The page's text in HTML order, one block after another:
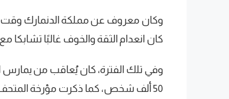
وكان معروف عن مملكة الدنمارك وقت
كان انعدام الثقة والخوف غالبًا
وفي تلك الفترة، كان يُعاقب من يمارس
50 ألف شخص، كما ذكرت مؤرخة المتحف لويز هاوبرج ليندجارد.